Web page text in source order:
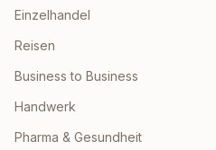
Einzelhandel
Reisen
Business to Business
Handwerk
Pharma & Gesundheit